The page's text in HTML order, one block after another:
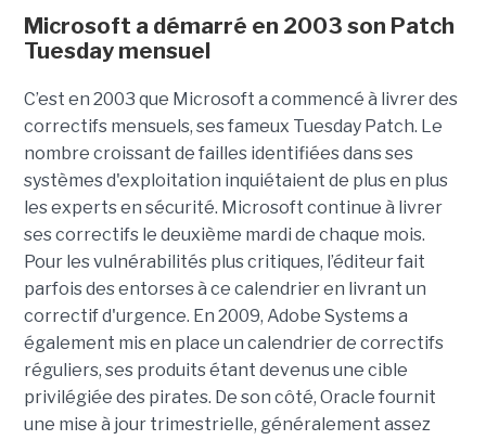
Microsoft a démarré en 2003 son Patch
Tuesday mensuel
C’est en 2003 que Microsoft a commencé à livrer des
correctifs mensuels, ses fameux Tuesday Patch. Le
nombre croissant de failles identifiées dans ses
systèmes d'exploitation inquiétaient de plus en plus
les experts en sécurité. Microsoft continue à livrer
ses correctifs le deuxième mardi de chaque mois.
Pour les vulnérabilités plus critiques, l’éditeur fait
parfois des entorses à ce calendrier en livrant un
correctif d'urgence. En 2009, Adobe Systems a
également mis en place un calendrier de correctifs
réguliers, ses produits étant devenus une cible
privilégiée des pirates. De son côté, Oracle fournit
une mise à jour trimestrielle, généralement assez